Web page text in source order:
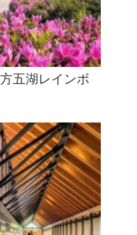
五湖レインボ